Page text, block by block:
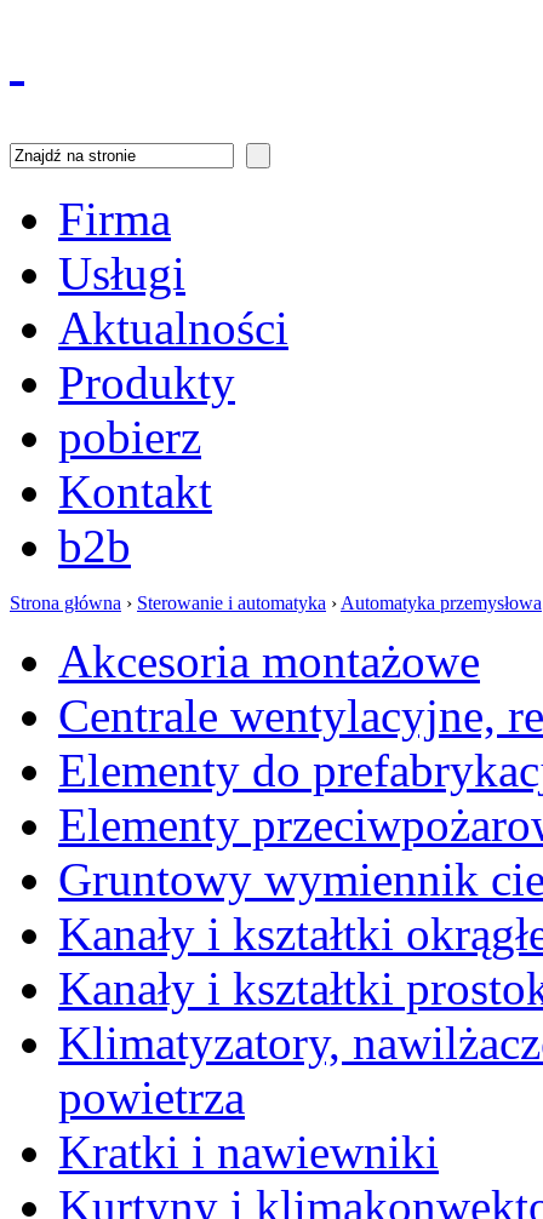
Firma
Usługi
Aktualności
Produkty
pobierz
Kontakt
b2b
Strona główna › Sterowanie i automatyka › Automatyka przemysłowa
Akcesoria montażowe
Centrale wentylacyjne,
Elementy do
Elementy
Gruntowy wymiennik
Kanały i kształtki
Kanały i kształtki
Klimatyzatory,
powietrza
Kratki i nawiewniki
Kurtyny i